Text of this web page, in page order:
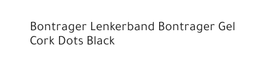
Bontrager Lenkerband Bontrager Gel
Cork Dots Black